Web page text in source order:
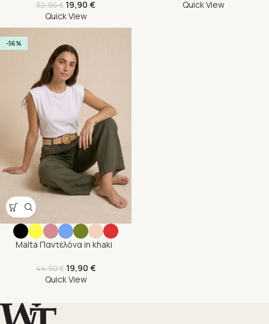
32,90€ 19,90 €
Quick View
Quick View
-56%
Malta Παντελόνα in khaki
44,90€ 19,90 €
Quick View